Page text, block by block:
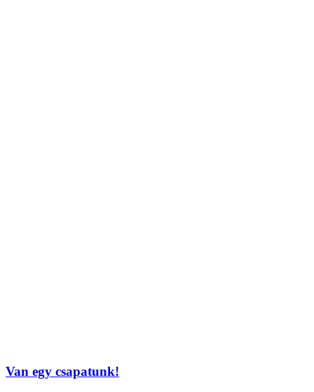
Van egy csapatunk!